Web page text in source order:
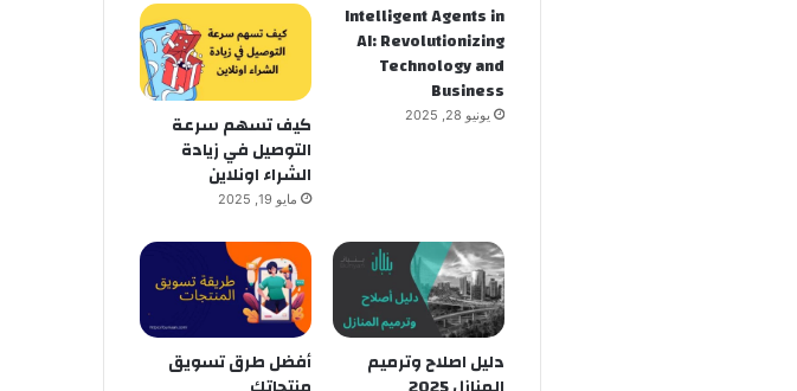
Intelligent Agents in
AI: Revolutionizing
Technology and
Business
يونيو 28, 2025
كيف تسهم سرعة
التوصيل في زيادة
الشراء اونلاين
مايو 19, 2025
دليل اصلاح وترميم
أفضل طرق تسويق